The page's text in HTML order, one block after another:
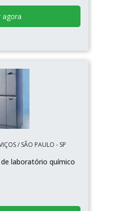
agora
/ SÃO PAULO - SP
laboratório químico